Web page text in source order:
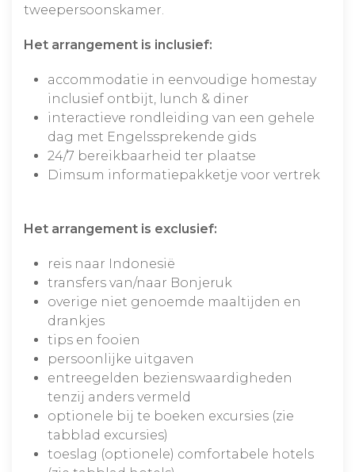
tweepersoonskamer.
Het arrangement is inclusief:
accommodatie in eenvoudige homestay
inclusief ontbijt, lunch & diner
interactieve rondleiding van een gehele
dag met Engelssprekende gids
24/7 bereikbaarheid ter plaatse
Dimsum informatiepakketje voor vertrek
Het arrangement is exclusief:
reis naar Indonesië
transfers van/naar Bonjeruk
overige niet genoemde maaltijden en
drankjes
tips en fooien
persoonlijke uitgaven
entreegelden bezienswaardigheden
tenzij anders vermeld
optionele bij te boeken excursies (zie
tabblad excursies)
toeslag (optionele) comfortabele hotels